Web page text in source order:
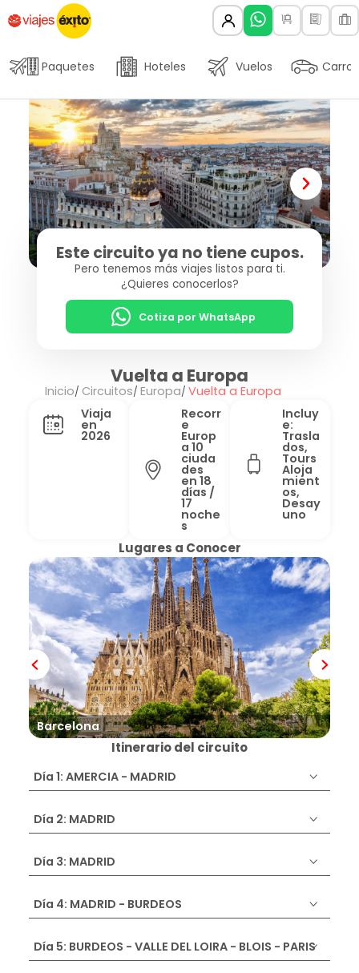
Paquetes Hoteles Vuelos Carros
Este circuito ya no tiene cupos.
Pero tenemos más viajes listos para ti.
¿Quieres conocerlos?
Cotiza por WhatsApp
Vuelta a Europa
Inicio Circuitos Europa Vuelta a Europa
Viaja
en
2026
Recorr
e
Europ
a 10
ciuda
des
en 18
días /
17
noche
s
Incluy
e:
Trasla
dos,
Tours
Aloja
mient
os,
Desay
uno
Lugares a Conocer
Barcelona
Itinerario del circuito
Día 1: AMERCIA - MADRID
Día 2: MADRID
Día 3: MADRID
Día 4: MADRID - BURDEOS
Día 5: BURDEOS - VALLE DEL LOIRA - BLOIS - PARIS